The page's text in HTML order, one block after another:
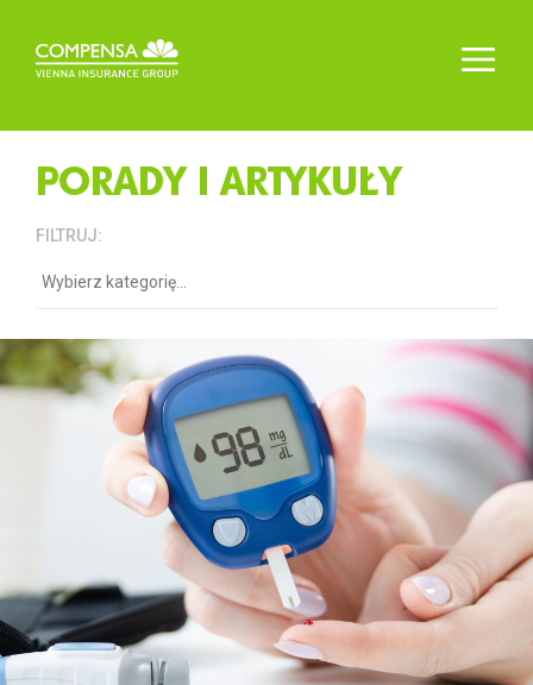
PORADY I ARTYKUŁY
FILTRUJ: